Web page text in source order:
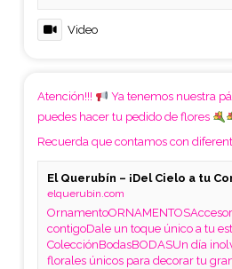
Video
Atención!!! Ya tenemos nuestra
puedes hacer tu pedido de flores
Recuerda que contamos con
El Querubín – ¡Del Cielo a tu
elquerubin.com
contigoDale un toque único a tu
ColecciónBodasBODASUn día
florales únicos para decorar tu